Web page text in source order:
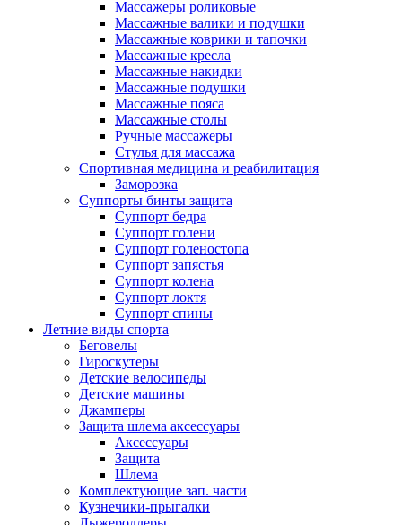
Массажеры роликовые
Массажные валики и подушки
Массажные коврики и тапочки
Массажные кресла
Массажные накидки
Массажные подушки
Массажные пояса
Массажные столы
Ручные массажеры
Стулья для массажа
Спортивная медицина и реабилитация
Заморозка
Суппорты бинты защита
Суппорт бедра
Суппорт голени
Суппорт голеностопа
Суппорт запястья
Суппорт колена
Суппорт локтя
Суппорт спины
Летние виды спорта
Беговелы
Гироскутеры
Детские велосипеды
Детские машины
Джамперы
Защита шлема аксессуары
Аксессуары
Защита
Шлема
Комплектующие зап. части
Кузнечики-прыгалки